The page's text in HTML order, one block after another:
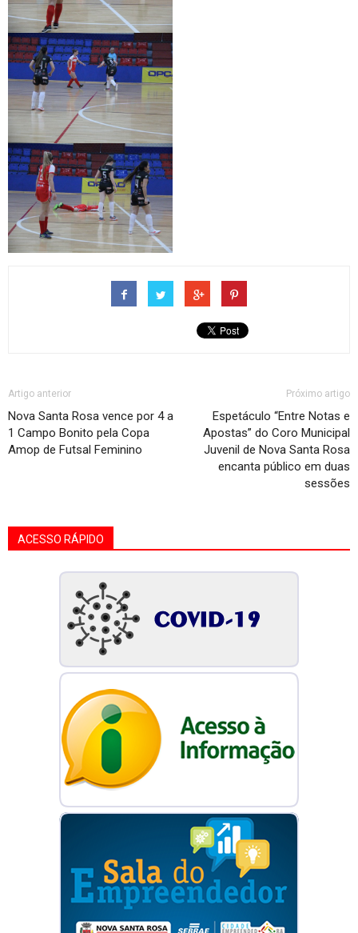
Artigo anterior
Nova Santa Rosa vence por 4 a
1 Campo Bonito pela Copa
Amop de Futsal Feminino
Próximo artigo
Espetáculo “Entre Notas e
Apostas” do Coro Municipal
Juvenil de Nova Santa Rosa
encanta público em duas
sessões
ACESSO RÁPIDO